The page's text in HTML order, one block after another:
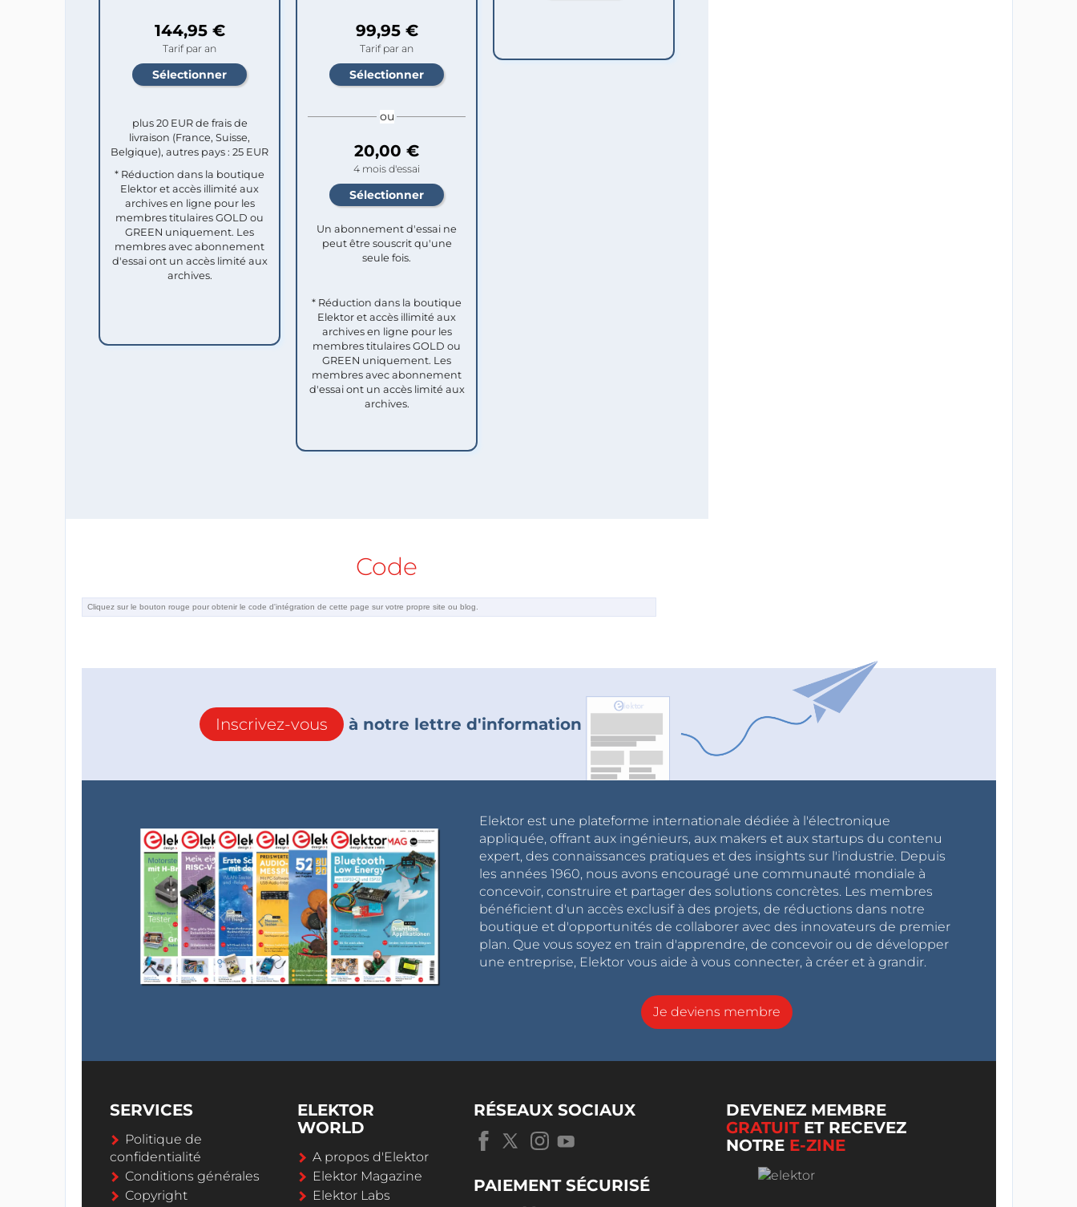
144,95 €
Tarif par an
plus 20 EUR de frais de
livraison (France, Suisse,
Belgique), autres pays : 25 EUR
* Réduction dans la boutique
Elektor et accès illimité aux
archives en ligne pour les
membres titulaires GOLD ou
GREEN uniquement. Les
membres avec abonnement
d'essai ont un accès limité aux
archives.
99,95 €
Tarif par an
ou
20,00 €
4 mois d'essai
Un abonnement d'essai ne
peut être souscrit qu'une
seule fois.​
* Réduction dans la boutique
Elektor et accès illimité aux
archives en ligne pour les
membres titulaires GOLD ou
GREEN uniquement. Les
membres avec abonnement
d'essai ont un accès limité aux
archives.
Code
Inscrivez-vous à notre lettre d'information
Elektor est une plateforme internationale dédiée à l'électronique
appliquée, offrant aux ingénieurs, aux makers et aux startups du contenu
expert, des connaissances pratiques et des insights sur l'industrie. Depuis
les années 1960, nous avons encouragé une communauté mondiale à
concevoir, construire et partager des solutions concrètes. Les membres
bénéficient d'un accès exclusif à des projets, de réductions dans notre
boutique et d'opportunités de collaborer avec des innovateurs de premier
plan. Que vous soyez en train d'apprendre, de concevoir ou de développer
une entreprise, Elektor vous aide à vous connecter, à créer et à grandir.
Je deviens membre
SERVICES
Politique de
confidentialité
Conditions générales
Copyright
ELEKTOR
WORLD
A propos d'Elektor
Elektor Magazine
Elektor Labs
RÉSEAUX SOCIAUX
PAIEMENT SÉCURISÉ
DEVENEZ MEMBRE
GRATUITET RECEVEZ
NOTRE E-ZINE